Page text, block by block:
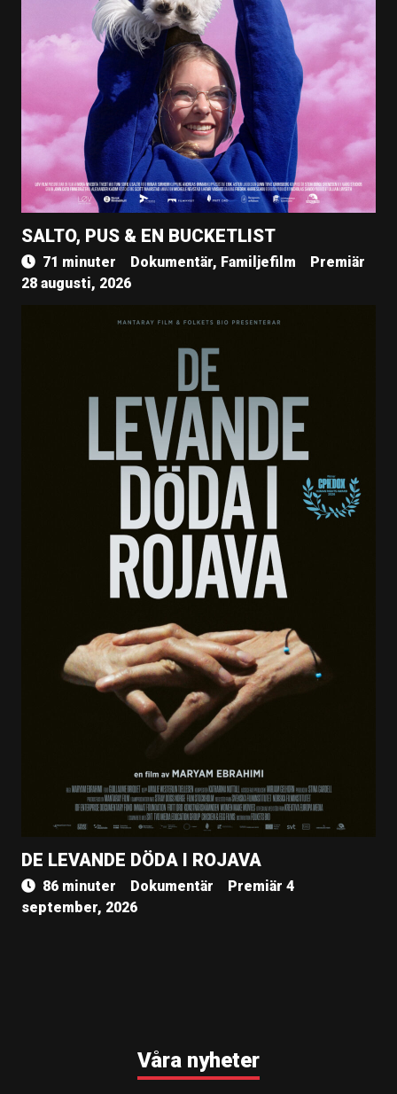
SALTO, PUS & EN BUCKETLIST
71 minuter Dokumentär, Familjefilm
Premiär
28 augusti, 2026
DE LEVANDE DÖDA I ROJAVA
86 minuter Dokumentär
Premiär 4
september, 2026
Våra nyheter